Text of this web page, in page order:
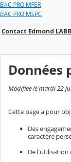
BAC PRO MFER
BAC PRO MSPC
Contact Edmond
Données
Modifiée le mardi 22
Cette page a pour
Des
caractère
De l'utilisation